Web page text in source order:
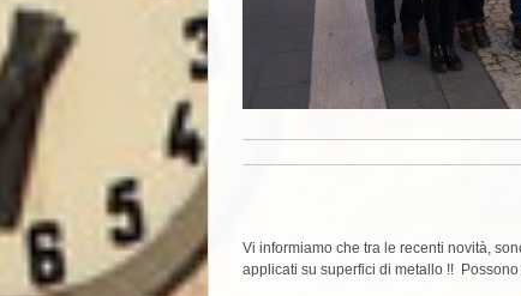
Vi informiamo che tra le recenti novità,
applicati su superfici di metallo !!